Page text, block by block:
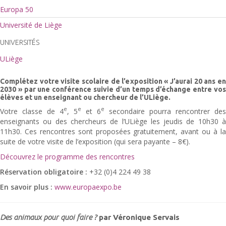
Europa 50
Université de Liège
UNIVERSITÉS
ULiège
Complétez votre visite scolaire de l’exposition « J’aurai 20 ans en
2030 » par une conférence suivie d’un temps d’échange entre vos
élèves et un enseignant ou chercheur de l’ULiège.
Votre classe de 4e, 5e et 6e
secondaire pourra rencontrer des
enseignants ou des chercheurs de l’ULiège les jeudis de 10h30 à
11h30. Ces rencontres sont proposées gratuitement, avant ou à la
suite de votre visite de l’exposition (qui sera payante – 8€).
Découvrez le programme des rencontres
Réservation obligatoire : +32 (0)4 224 49 38
En savoir plus : www.europaexpo.be
Des animaux pour quoi faire ?par Véronique Servais